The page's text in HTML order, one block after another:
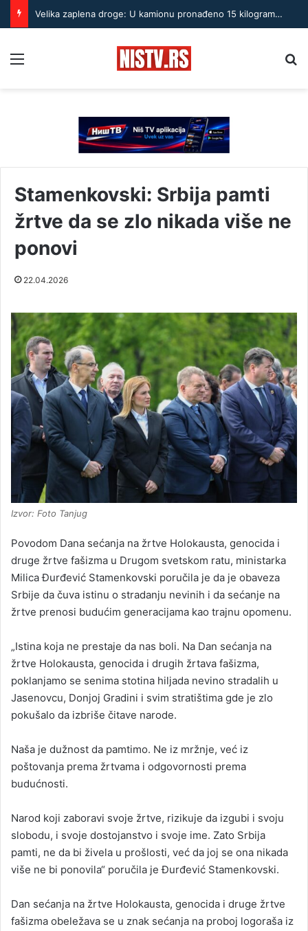
Velika zaplena droge: U kamionu pronađeno 15 kilograma kokaina i 36,5 kilograma marihuane
Stamenkovski: Srbija pamti
žrtve da se zlo nikada više ne
ponovi
22.04.2026
Izvor: Foto Tanjug
Povodom Dana sećanja na žrtve Holokausta, genocida i
druge žrtve fašizma u Drugom svetskom ratu, ministarka
Milica Đurđević Stamenkovski poručila je da je obaveza
Srbije da čuva istinu o stradanju nevinih i da sećanje na
žrtve prenosi budućim generacijama kao trajnu opomenu.
„Istina koja ne prestaje da nas boli. Na Dan sećanja na
žrtve Holokausta, genocida i drugih žrtava fašizma,
poklanjamo se senima stotina hiljada nevino stradalih u
Jasenovcu, Donjoj Gradini i svim stratištima gde je zlo
pokušalo da izbriše čitave narode.
Naša je dužnost da pamtimo. Ne iz mržnje, već iz
poštovanja prema žrtvama i odgovornosti prema
budućnosti.
Narod koji zaboravi svoje žrtve, rizikuje da izgubi i svoju
slobodu, i svoje dostojanstvo i svoje ime. Zato Srbija
pamti, ne da bi živela u prošlosti, već da joj se ona nikada
više ne bi ponovila“ poručila je Đurđević Stamenkovski.
Dan sećanja na žrtve Holokausta, genocida i druge žrtve
fašizma obeležava se u znak sećanja na proboj logoraša iz